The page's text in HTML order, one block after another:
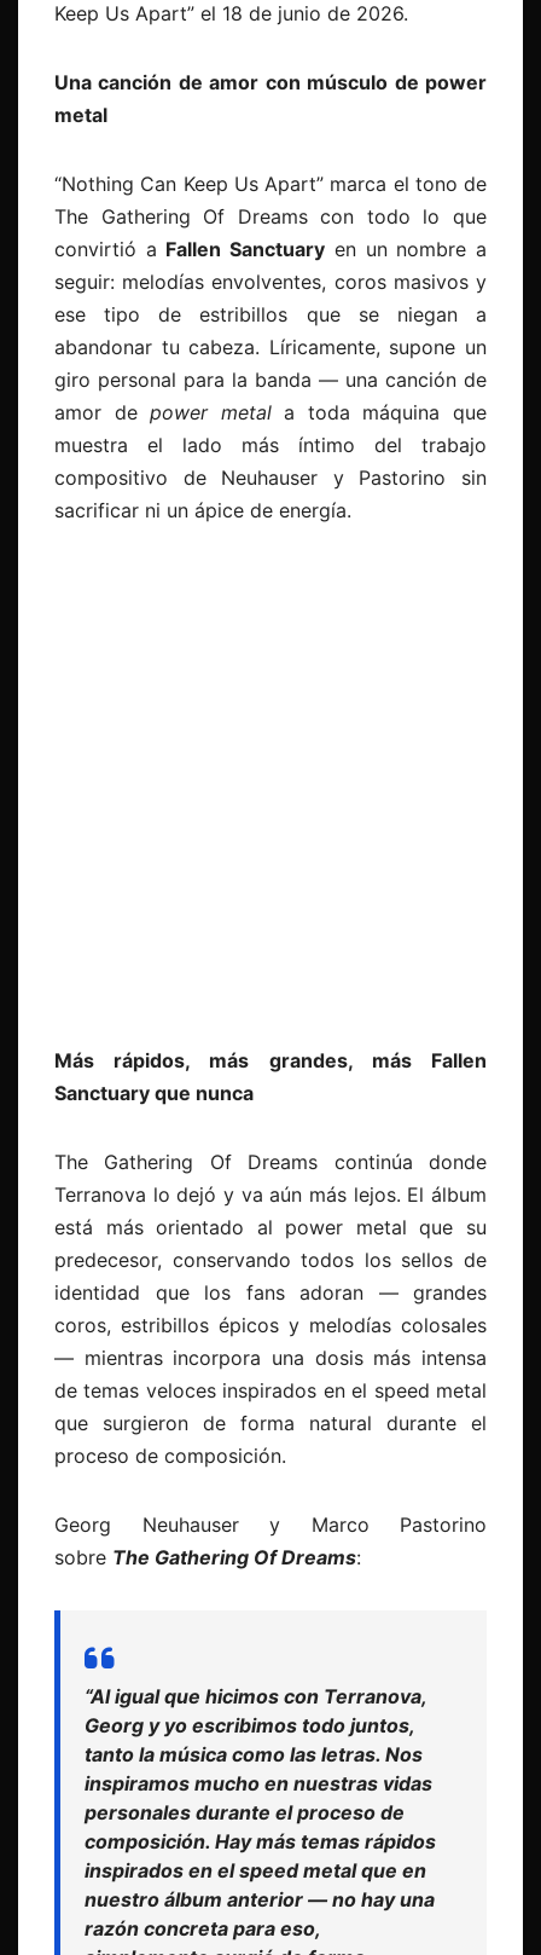
Keep Us Apart” el 18 de junio de 2026.
Una canción de amor con músculo de power
metal
“Nothing Can Keep Us Apart” marca el tono de
The Gathering Of Dreams con todo lo que
convirtió a Fallen Sanctuary en un nombre a
seguir: melodías envolventes, coros masivos y
ese tipo de estribillos que se niegan a
abandonar tu cabeza. Líricamente, supone un
giro personal para la banda — una canción de
amor depower metala toda máquina que
muestra el lado más íntimo del trabajo
compositivo de Neuhauser y Pastorino sin
sacrificar ni un ápice de energía.
Más rápidos, más grandes, más Fallen
Sanctuary que nunca
The Gathering Of Dreams continúa donde
Terranova lo dejó y va aún más lejos. El álbum
está más orientado al power metal que su
predecesor, conservando todos los sellos de
identidad que los fans adoran — grandes
coros, estribillos épicos y melodías colosales
— mientras incorpora una dosis más intensa
de temas veloces inspirados en el speed metal
que surgieron de forma natural durante el
proceso de composición.
Georg Neuhauser y Marco Pastorino
sobre The Gathering Of Dreams:
“Al igual que hicimos con Terranova,
Georg y yo escribimos todo juntos,
tanto la música como las letras. Nos
inspiramos mucho en nuestras vidas
personales durante el proceso de
composición. Hay más temas rápidos
inspirados en el speed metal que en
nuestro álbum anterior — no hay una
razón concreta para eso,